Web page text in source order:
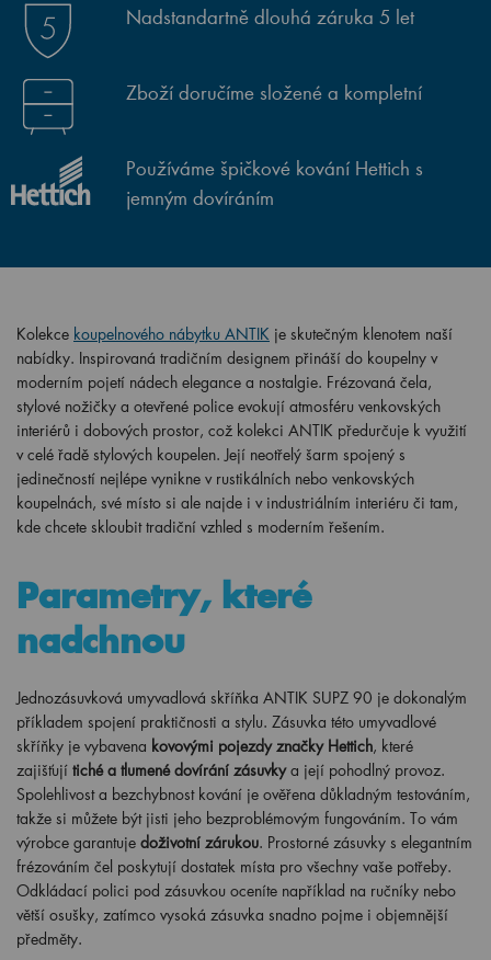
Nadstandartně dlouhá záruka 5 let
Zboží doručíme složené a kompletní
Používáme špičkové kování Hettich s
jemným dovíráním
Kolekce koupelnového nábytku ANTIK je skutečným klenotem naší
nabídky. Inspirovaná tradičním designem přináší do koupelny v
moderním pojetí nádech elegance a nostalgie. Frézovaná čela,
stylové nožičky a otevřené police evokují atmosféru venkovských
interiérů i dobových prostor, což kolekci ANTIK předurčuje k využití
v celé řadě stylových koupelen. Její neotřelý šarm spojený s
jedinečností nejlépe vynikne v rustikálních nebo venkovských
koupelnách, své místo si ale najde i v industriálním interiéru či tam,
kde chcete skloubit tradiční vzhled s moderním řešením.
Parametry, které
nadchnou
Jednozásuvková umyvadlová skříňka ANTIK SUPZ 90 je dokonalým
příkladem spojení praktičnosti a stylu. Zásuvka této umyvadlové
skříňky je vybavena kovovými pojezdy značky Hettich, které
zajišťují tiché a tlumené dovírání zásuvky a její pohodlný provoz.
Spolehlivost a bezchybnost kování je ověřena důkladným testováním,
takže si můžete být jisti jeho bezproblémovým fungováním. To vám
výrobce garantuje doživotní zárukou. Prostorné zásuvky s elegantním
frézováním čel poskytují dostatek místa pro všechny vaše potřeby.
Odkládací polici pod zásuvkou oceníte například na ručníky nebo
větší osušky, zatímco vysoká zásuvka snadno pojme i objemnější
předměty.